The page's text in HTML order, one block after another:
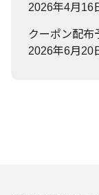
2026年4月16
クーポン配布
2026年6月20